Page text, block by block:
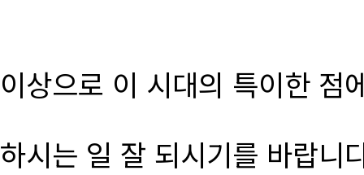
이상으로 이 시대의 특이한 점
하시는 일 잘 되시기를 바랍니